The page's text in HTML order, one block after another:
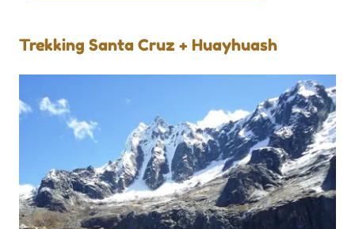
Trekking Santa Cruz + Huayhuash